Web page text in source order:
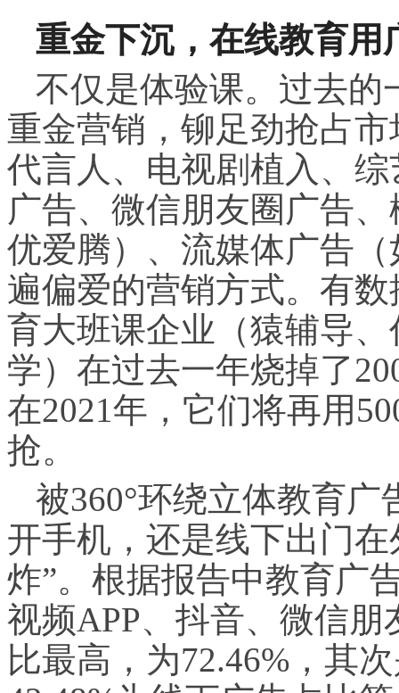
重金下沉， 在线教育用
不仅是体验课。过去的
重金营销，铆足劲抢占
代言人、电视剧植入、
广告、微信朋友圈广告
优爱腾）、流媒体广告
遍偏爱的营销方式。有
育大班课企业（猿辅导
学）在过去一年烧掉了
在2021年，它们将再用
抢。
被360°环绕立体教育
开手机，还是线下出门
炸”。根据报告中教育广
视频APP、抖音、微信
比最高，为72.46%，其